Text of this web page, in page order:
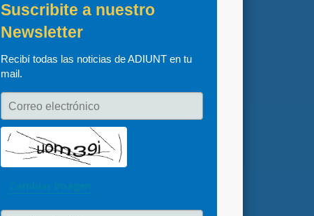
Suscribite a nuestro
Newsletter
Recibí todas las noticias de ADIUNT en tu
mail.
Correo electrónico
Cambiar imagen